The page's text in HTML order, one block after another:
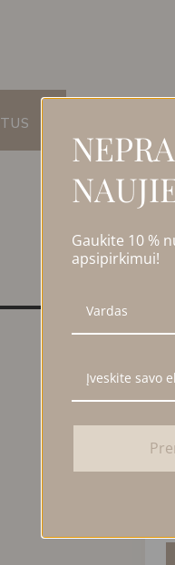
Gaukite 10 %
apsipirkimui!